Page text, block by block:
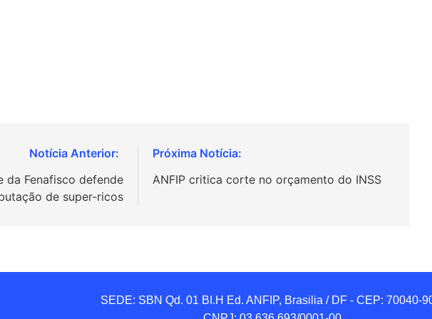
da Fenafisco defende
de super-ricos
ANFIP critica corte no orçamento do INSS
SEDE: SBN Qd. 01 BI.H Ed. ANFIP, Brasilia / DF - CEP: 70040-